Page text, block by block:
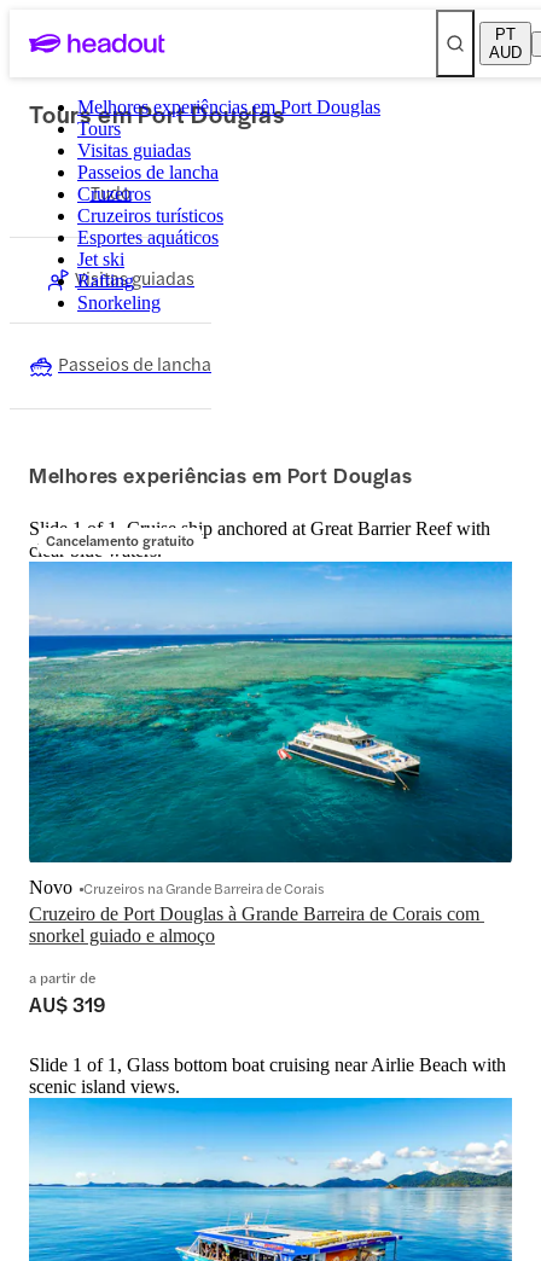
PT
AUD
Melhores experiências em Port Douglas
Tours
Visitas guiadas
Passeios de lancha
Cruzeiros
Cruzeiros turísticos
Esportes aquáticos
Jet ski
Rafting
Snorkeling
Tours em Port Douglas
Tudo
Visitas guiadas
Passeios de lancha
Melhores experiências em Port Douglas
Cancelamento gratuito
Slide 1 of 1, Cruise ship anchored at Great Barrier Reef with
clear blue waters.
Cruzeiro de Port Douglas à Grande Barreira de Corais com
snorkel guiado e almoço
Novo Cruzeiros na Grande Barreira de Corais
a partir de
AU$ 319
Slide 1 of 1, Glass bottom boat cruising near Airlie Beach with
scenic island views.